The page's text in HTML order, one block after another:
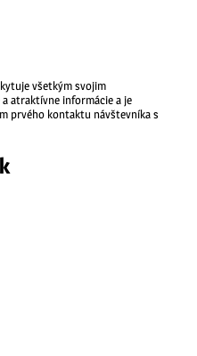
všetkým svojim
atraktívne informácie a je
prvého kontaktu návštevníka s